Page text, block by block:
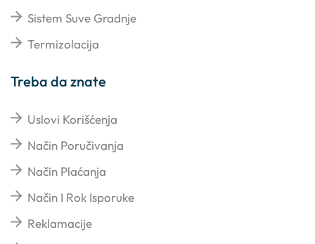
Sistem Suve Gradnje
Termizolacija
Treba da znate
Uslovi Korišćenja
Način Poručivanja
Način Plaćanja
Način I Rok Isporuke
Reklamacije